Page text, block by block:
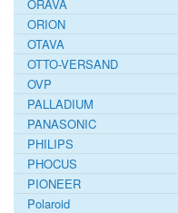
ORAVA
ORION
OTAVA
OTTO-VERSAND
OVP
PALLADIUM
PANASONIC
PHILIPS
PHOCUS
PIONEER
Polaroid